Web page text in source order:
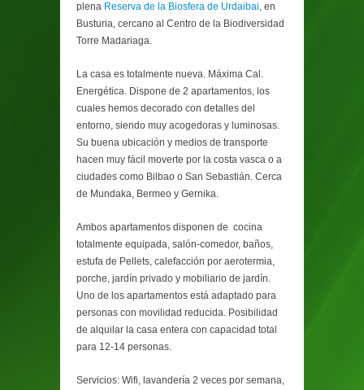
plena Reserva de la Biosfera de Urdaibai, en
Busturia, cercano al Centro de la Biodiversidad
Torre Madariaga.
La casa es totalmente nueva. Máxima Cal.
Energética. Dispone de 2 apartamentos, los
cuales hemos decorado con detalles del
entorno, siendo muy acogedoras y luminosas.
Su buena ubicación y medios de transporte
hacen muy fácil moverte por la costa vasca o a
ciudades como Bilbao o San Sebastián. Cerca
de Mundaka, Bermeo y Gernika.
Ambos apartamentos disponen de cocina
totalmente equipada, salón-comedor, baños,
estufa de Pellets, calefacción por aerotermia,
porche, jardín privado y mobiliario de jardín.
Uno de los apartamentos está adaptado para
personas con movilidad reducida. Posibilidad
de alquilar la casa entera con capacidad total
para 12-14 personas.
Servicios: Wifi, lavandería 2 veces por semana,